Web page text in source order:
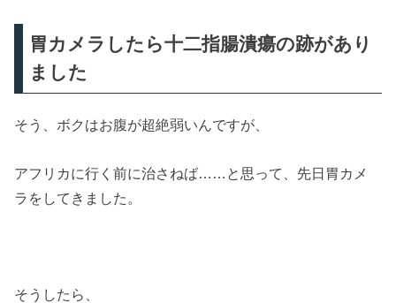
胃カメラしたら十二指腸潰瘍の跡があり
ました
そう、ボクはお腹が超絶弱いんですが、
アフリカに行く前に治さねば……と思って、先日胃カメ
ラをしてきました。
そうしたら、